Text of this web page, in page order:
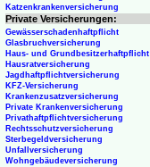
Katzenkrankenversicherung
Private Versicherungen:
Gewässerschadenhaftpflicht
Glasbruchversicherung
Haus- und Grundbesitzerhaftpflicht
Hausratversicherung
Jagdhaftpflichtversicherung
KFZ-Versicherung
Krankenzusatzversicherung
Private Krankenversicherung
Privathaftpflichtversicherung
Rechtsschutzversicherung
Sterbegeldversicherung
Unfallversicherung
Wohngebäudeversicherung